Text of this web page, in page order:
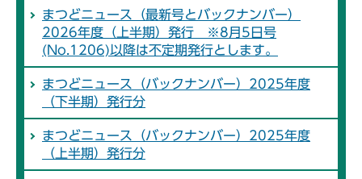
まつどニュース（最新号とバックナンバー）
2026年度（上半期）発行 ※8月5日号
(No.1206)以降は不定期発行とします。
まつどニュース（バックナンバー）2025年度
（下半期）発行分
まつどニュース（バックナンバー）2025年度
（上半期）発行分